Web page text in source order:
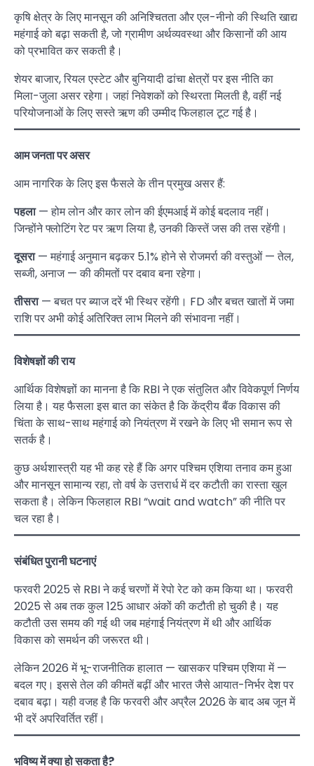
कृषि क्षेत्र के लिए मानसून की अनिश्चितता और एल-नीनो की स्थिति खाद्य
महंगाई को बढ़ा सकती है, जो ग्रामीण अर्थव्यवस्था और किसानों की आय
को प्रभावित कर सकती है।
शेयर बाजार, रियल एस्टेट और बुनियादी ढांचा क्षेत्रों पर इस नीति का
मिला-जुला असर रहेगा। जहां निवेशकों को स्थिरता मिलती है, वहीं नई
परियोजनाओं के लिए सस्ते ऋण की उम्मीद फिलहाल टूट गई है।
आम जनता पर असर
आम नागरिक के लिए इस फैसले के तीन प्रमुख असर हैं:
पहला— होम लोन और कार लोन की ईएमआई में कोई बदलाव नहीं।
जिन्होंने फ्लोटिंग रेट पर ऋण लिया है, उनकी किस्तें जस की तस रहेंगी।
दूसरा— महंगाई अनुमान बढ़कर 5.1% होने से रोजमर्रा की वस्तुओं — तेल,
सब्जी, अनाज — की कीमतों पर दबाव बना रहेगा।
तीसरा— बचत पर ब्याज दरें भी स्थिर रहेंगी। FD और बचत खातों में जमा
राशि पर अभी कोई अतिरिक्त लाभ मिलने की संभावना नहीं।
विशेषज्ञों की राय
आर्थिक विशेषज्ञों का मानना है कि RBI ने एक संतुलित और विवेकपूर्ण निर्णय
लिया है। यह फैसला इस बात का संकेत है कि केंद्रीय बैंक विकास की
चिंता के साथ-साथ महंगाई को नियंत्रण में रखने के लिए भी समान रूप से
सतर्क है।
कुछ अर्थशास्त्री यह भी कह रहे हैं कि अगर पश्चिम एशिया तनाव कम हुआ
और मानसून सामान्य रहा, तो वर्ष के उत्तरार्ध में दर कटौती का रास्ता खुल
सकता है। लेकिन फिलहाल RBI “wait and watch” की नीति पर
चल रहा है।
संबंधित पुरानी घटनाएं
फरवरी 2025 से RBI ने कई चरणों में रेपो रेट को कम किया था। फरवरी
2025 से अब तक कुल 125 आधार अंकों की कटौती हो चुकी है। यह
कटौती उस समय की गई थी जब महंगाई नियंत्रण में थी और आर्थिक
विकास को समर्थन की जरूरत थी।
लेकिन 2026 में भू-राजनीतिक हालात — खासकर पश्चिम एशिया में —
बदल गए। इससे तेल की कीमतें बढ़ीं और भारत जैसे आयात-निर्भर देश पर
दबाव बढ़ा। यही वजह है कि फरवरी और अप्रैल 2026 के बाद अब जून में
भी दरें अपरिवर्तित रहीं।
भविष्य में क्या हो सकता है?